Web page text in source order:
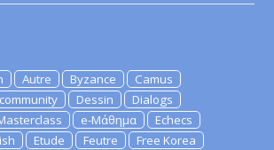
Autre Byzance
Camus
community Dessin
Dialogs
e-Μάθημα
Echecs
Etude Feutre
Free Korea